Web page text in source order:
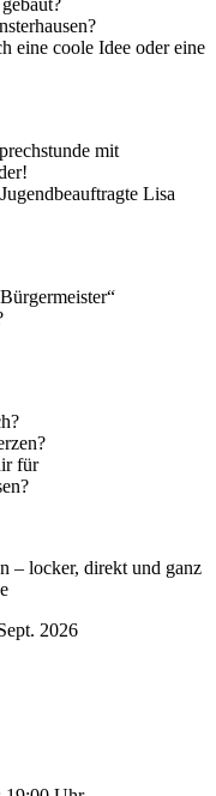
eine coole Idee oder eine
mit
Lisa
für
– locker, direkt und ganz
2026